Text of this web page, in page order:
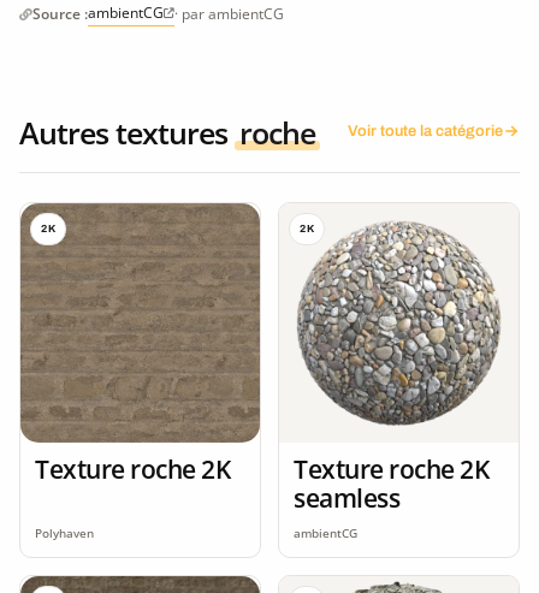
Source :ambientCG · par ambientCG
Autres textures roche Voir toute la catégorie
2K
Texture roche 2K
Polyhaven
2K
Texture roche 2K
seamless
ambientCG